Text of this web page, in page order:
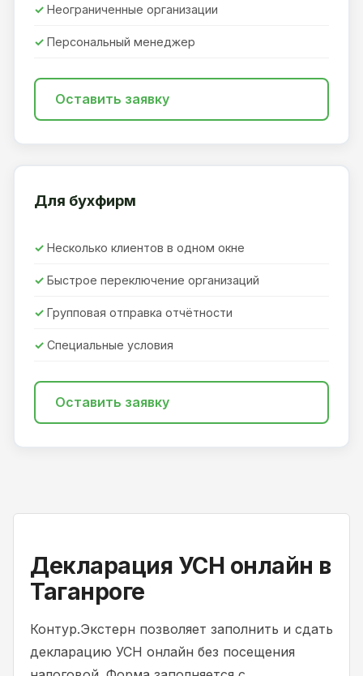
Неограниченные организации
Персональный менеджер
Оставить заявку
Для бухфирм
Несколько клиентов в одном окне
Быстрое переключение организаций
Групповая отправка отчётности
Специальные условия
Оставить заявку
Декларация УСН онлайн в
Таганроге
Контур.Экстерн позволяет заполнить и сдать
декларацию УСН онлайн без посещения